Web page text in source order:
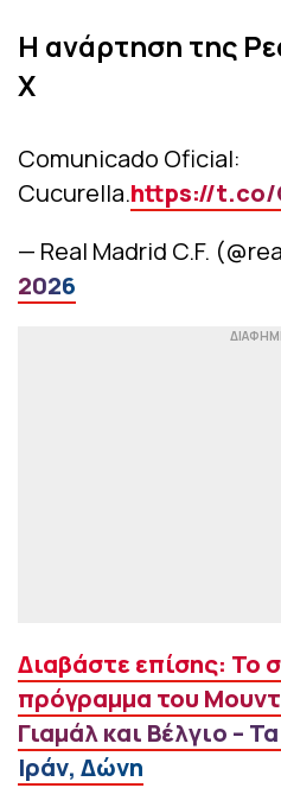
Η ανάρτηση της
X
Comunicado Oficial:
Cucurella.https://t.co/
— Real Madrid C.F.
2026
Διαβάστε επίσης: Το
πρόγραμμα του
Γιαμάλ και Βέλγιo –
Ιράν, Δώνη